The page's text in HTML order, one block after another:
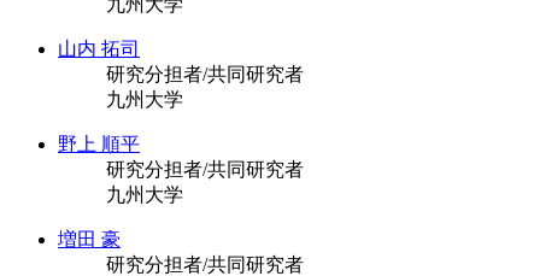
山内 拓司
研究分担者/共同研究者
九州大学
野上 順平
研究分担者/共同研究者
九州大学
増田 豪
研究分担者/共同研究者